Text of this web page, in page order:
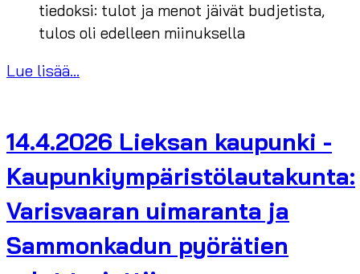
tiedoksi: tulot ja menot jäivät budjetista,
tulos oli edelleen miinuksella
Lue lisää...
14.4.2026 Lieksan kaupunki -
Kaupunkiympäristölautakunta:
Varisvaaran uimaranta ja
Sammonkadun pyörätien